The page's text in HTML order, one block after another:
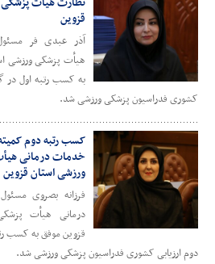
قزوین
آذر عبدی فر
هیأت پزشکی ورزشی
به کسب رتبه اول در
کشوری فدراسیون پزشکی ورزشی شد.
کسب رتبه دوم
خدمات درمانی
ورزشی استان قزوین
فرزانه بصروی
درمانی هیأت
قزوین موفق به کسب
دوم ارزیابی کشوری فدراسیون پزشکی ورزشی شد.